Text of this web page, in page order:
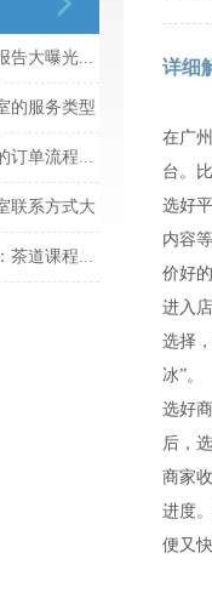
告大曝光...
的服务类型
订单流程...
联系方式大
茶道课程...
详细
在广
台。
选好
内容
价好
进入
选择
冰”。
选好
后，
商家
进度
便又快